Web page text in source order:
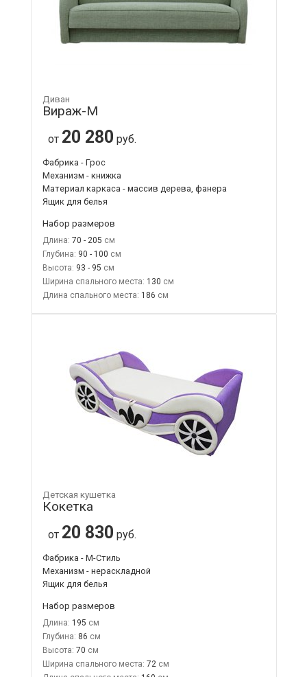
Диван
Вираж-М
от 20 280 руб.
Фабрика - Грос
Механизм - книжка
Материал каркаса - массив дерева, фанера
Ящик для белья
Набор размеров
Длина: 70 - 205
Глубина: 90 - 100
Высота: 93 - 95
Ширина спального места: 130
Длина спального места: 186
Детская кушетка
Кокетка
от 20 830 руб.
Фабрика - М-Стиль
Механизм - нераскладной
Ящик для белья
Набор размеров
Длина: 195
Глубина: 86
Высота: 70
Ширина спального места: 72